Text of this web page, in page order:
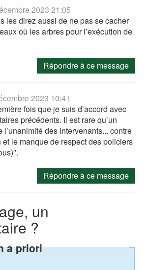
2023 21:05
les direz aussi de ne pas se cacher
où les arbres pour l’exécution de
Répondre à ce message
2023 10:41
fois que je suis d’accord avec
précédents. Il est rare qu’un
l’unanimité des intervenants... contre
le manque de respect des policiers
Répondre à ce message
un
?
a priori